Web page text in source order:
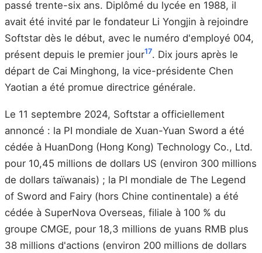
passé trente-six ans. Diplômé du lycée en 1988, il
avait été invité par le fondateur Li Yongjin à rejoindre
Softstar dès le début, avec le numéro d'employé 004,
présent depuis le premier jour17. Dix jours après le
départ de Cai Minghong, la vice-présidente Chen
Yaotian a été promue directrice générale.
Le 11 septembre 2024, Softstar a officiellement
annoncé : la PI mondiale de Xuan-Yuan Sword a été
cédée à HuanDong (Hong Kong) Technology Co., Ltd.
pour 10,45 millions de dollars US (environ 300 millions
de dollars taïwanais) ; la PI mondiale de The Legend
of Sword and Fairy (hors Chine continentale) a été
cédée à SuperNova Overseas, filiale à 100 % du
groupe CMGE, pour 18,3 millions de yuans RMB plus
38 millions d'actions (environ 200 millions de dollars